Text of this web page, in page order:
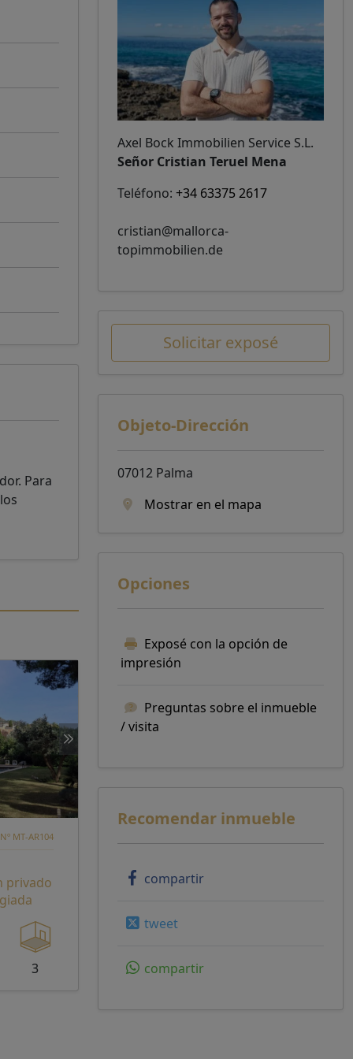
Para
MT-AR104
privado
3
Axel Bock Immobilien Service S.L.
Señor Cristian Teruel Mena
Teléfono: +34 63375 2617
cristian@mallorca-
topimmobilien.de
Solicitar exposé
Objeto-Dirección
07012 Palma
Mostrar en el mapa
Opciones
Exposé con la opción de
impresión
Preguntas sobre el inmueble
/ visita
Recomendar inmueble
compartir
tweet
compartir